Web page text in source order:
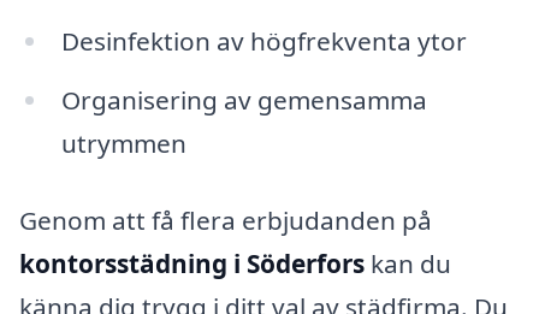
Desinfektion av högfrekventa ytor
Organisering av gemensamma
utrymmen
Genom att få flera erbjudanden på
kontorsstädning i Söderfors kan du
känna dig trygg i ditt val av städfirma. Du